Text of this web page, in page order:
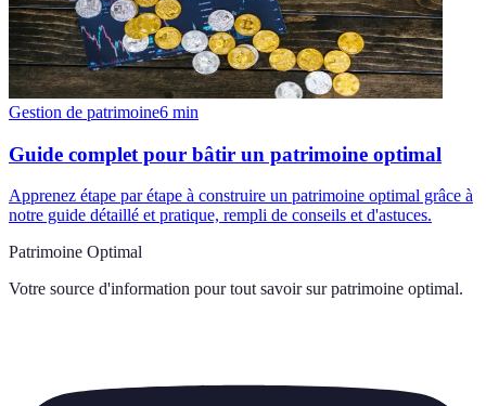
Gestion de patrimoine6 min
Guide complet pour bâtir un patrimoine optimal
Apprenez étape par étape à construire un patrimoine optimal grâce à
notre guide détaillé et pratique, rempli de conseils et d'astuces.
Patrimoine Optimal
Votre source d'information pour tout savoir sur patrimoine optimal.